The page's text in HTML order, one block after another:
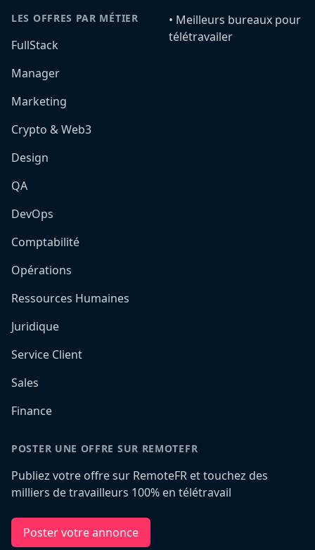
LES OFFRES PAR MÉTIER
FullStack
Manager
Marketing
Crypto & Web3
Design
QA
DevOps
Comptabilité
Opérations
Ressources Humaines
Juridique
Service Client
Sales
Finance
•️ Meilleurs bureaux pour
télétravailer
POSTER UNE OFFRE SUR REMOTEFR
Publiez votre offre sur RemoteFR et touchez des
milliers de travailleurs 100% en télétravail
Poster votre annonce